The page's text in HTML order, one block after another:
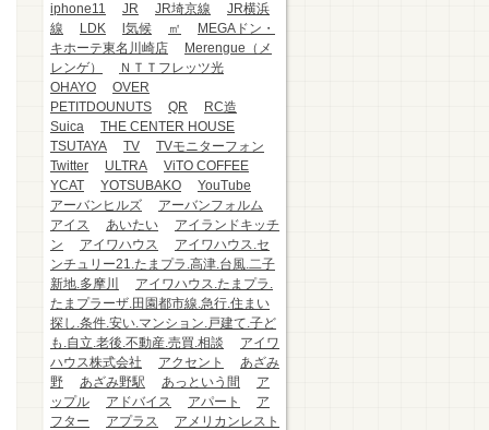
iphone11
JR JR埼京線
JR横浜
線
LDK l気候 ㎡
MEGAドン・
キホーテ東名川崎店
Merengue（メ
レンゲ）
ＮＴＴフレッツ光
OHAYO
OVER
PETITDOUNUTS
QR
RC造
Suica
THE CENTER HOUSE
TSUTAYA
TV
TVモニターフォン
Twitter
ULTRA
ViTO COFFEE
YCAT
YOTSUBAKO
YouTube
アーバンヒルズ
アーバンフォルム
アイス
あいたい
アイランドキッチ
ン
アイワハウス
アイワハウス.セ
ンチュリー21.たまプラ.高津.台風.二子
新地.多摩川
アイワハウス.たまプラ.
たまプラーザ.田園都市線.急行.住まい
探し.条件.安い.マンション.戸建て.子ど
も.自立.老後.不動産.売買.相談
アイワ
ハウス株式会社
アクセント
あざみ
野
あざみ野駅 あっという間
ア
ップル
アドバイス アパート
ア
フター
アプラス
アメリカンレスト